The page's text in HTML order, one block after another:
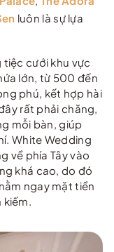
luôn là sự lựa
tiệc cưới khu vực
lớn, từ 500 đến
phú, kết hợp hài
rất phải chăng,
mỗi bàn, giúp
White Wedding
về phía Tây vào
khá cao, do đó
ngay mặt tiền
kiếm.